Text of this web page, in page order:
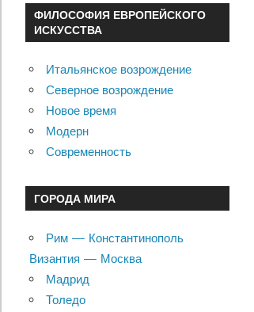
ФИЛОСОФИЯ ЕВРОПЕЙСКОГО
ИСКУССТВА
Итальянское возрождение
Северное возрождение
Новое время
Модерн
Современность
ГОРОДА МИРА
Рим — Константинополь
Византия — Москва
Мадрид
Толедо